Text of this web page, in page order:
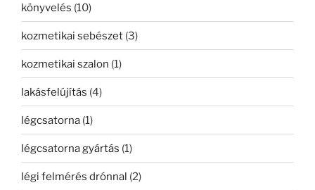
könyvelés (10)
kozmetikai sebészet (3)
kozmetikai szalon (1)
lakásfelújítás (4)
légcsatorna (1)
légcsatorna gyártás (1)
légi felmérés drónnal (2)